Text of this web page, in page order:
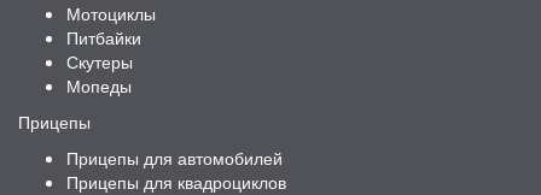
Мотоциклы
Питбайки
Скутеры
Мопеды
Прицепы
Прицепы для автомобилей
Прицепы для квадроциклов